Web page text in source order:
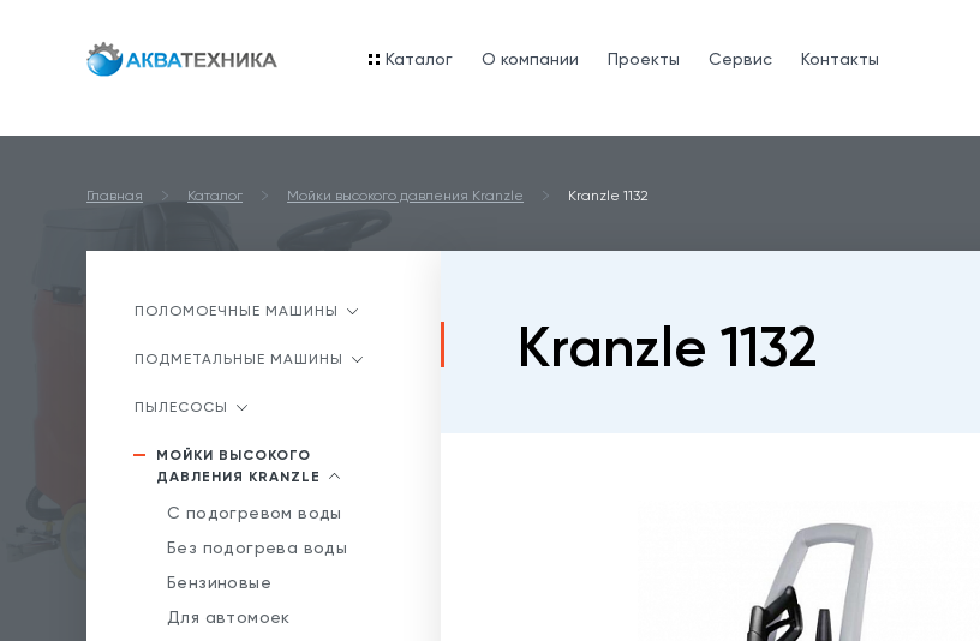
Каталог O компании Проекты Сервис Контакты
Главная Каталог Мойки высокого давления Kranzle Kranzle 1132
ПОЛОМОЕЧНЫЕ МАШИНЫ
ПОДМЕТАЛЬНЫЕ МАШИНЫ
ПЫЛЕСОСЫ
МОЙКИ ВЫСОКОГО
ДАВЛЕНИЯ KRANZLE
С подогревом воды
Без подогрева воды
Бензиновые
Для автомоек
Kranzle 1132